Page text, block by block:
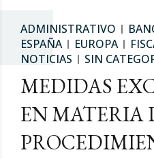
ADMINISTRATIVO
ESPAÑA
EUROPA
NOTICIAS
SIN
MEDIDAS
EN MATERIA